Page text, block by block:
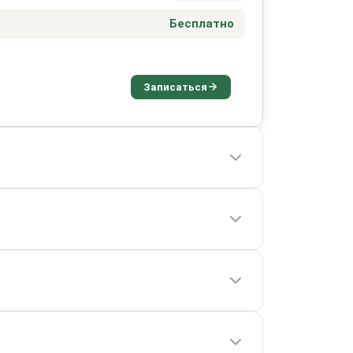
Бесплатно
Записаться
от 5 500 ₽
от 1 500 ₽
от 2 800 ₽